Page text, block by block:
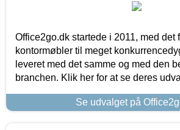
Office2go.dk startede i 2011, med det
kontormøbler til meget
leveret med det samme og med den
branchen. Klik her for at se deres
Se udvalget på